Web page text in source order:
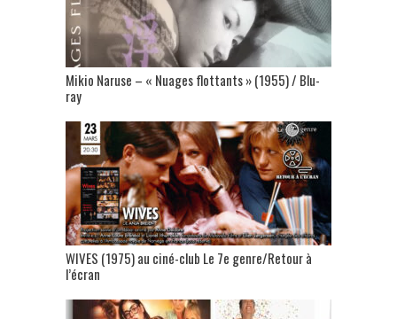
Mikio Naruse – « Nuages flottants » (1955) / Blu-
ray
WIVES (1975) au ciné-club Le 7e genre/Retour à
l’écran